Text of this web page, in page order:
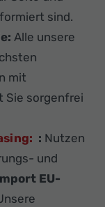
sind.
Alle unsere
mit
Sie sorgenfrei
: Nutzen
und
EU-